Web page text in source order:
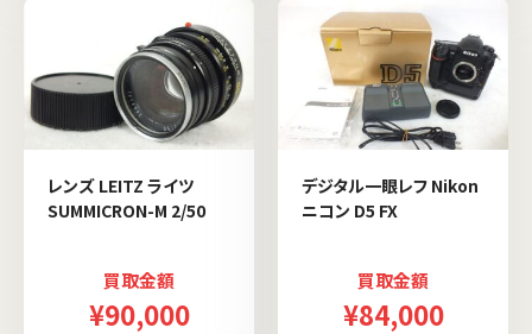
レンズ LEITZ ライツ
SUMMICRON-M 2/50
買取金額
¥90,000
デジタル一眼レフ Nikon
ニコン D5 FX
買取金額
¥84,000